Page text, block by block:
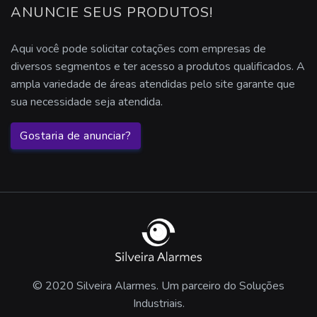
ANUNCIE SEUS PRODUTOS!
Aqui você pode solicitar cotações com empresas de
diversos segmentos e ter acesso a produtos qualificados. A
ampla variedade de áreas atendidas pelo site garante que
sua necessidade seja atendida.
Gostaria de anunciar?
© 2020 Silveira Alarmes. Um parceiro do Soluções
Industriais.